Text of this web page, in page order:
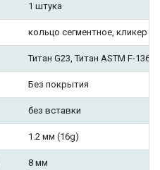
1 штука
кольцо сегментное, кликер
Титан G23, Титан ASTM F-136
Без покрытия
без вставки
1.2 мм (16g)
8 мм